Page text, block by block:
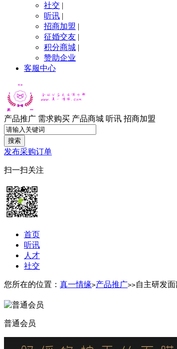
社交 |
听讯 |
招商加盟 |
征婚交友 |
积分商城 |
赞助企业
客服中心
产品推广 需求购买 产品商城 听讯 招商加盟
搜索
发布采购订单
扫一扫关注
首页
听讯
人才
社交
您所在的位置： 真一情缘>产品推广>>自主研发
普通会员